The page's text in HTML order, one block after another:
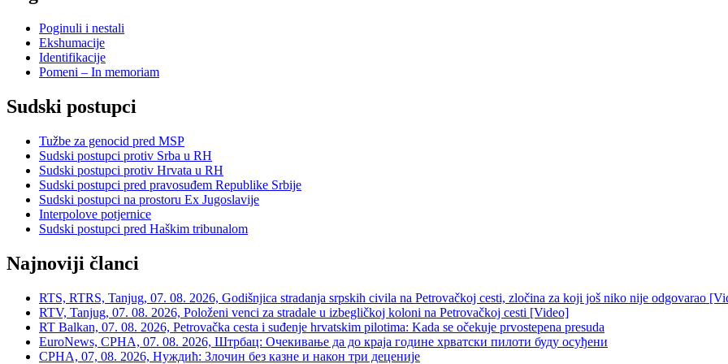
Poginuli i nestali
Ekshumacije
Identifikacije
Pomeni – In memoriam
Sudski postupci
Tužbe za genocid pred MSP
Sudski postupci protiv Srba u RH
Sudski postupci protiv Hrvata u RH
Sudski postupci pred pravosuđem Republike Srbije
Sudski postupci na prostoru Ex Jugoslavije
Interpolove potjernice
Sudski postupci pred Haškim tribunalom
Najnoviji članci
RTS, RTRS, Tanjug, 07. 08. 2026, Godišnjica stradanja srpskih civila na Petrovačkoj cesti, zločina za koji još niko nije odgovarao
RTV, Tanjug, 07. 08. 2026, Položeni venci za stradale u izbegličkoj koloni na Petrovačkoj cesti [Video]
RT Balkan, 07. 08. 2026, Petrovačka cesta i suđenje hrvatskim pilotima: Kada se očekuje prvostepena presuda
EuroNews, СРНА, 07. 08. 2026, Штрбац: Очекивање да до краја године хрватски пилоти буду осуђени
СРНА, 07, 08. 2026, Нуждић: Злочин без казне и након три деценије